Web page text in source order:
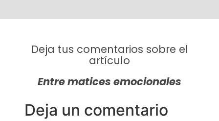
Deja tus comentarios sobre el
artículo
Entre matices emocionales
Deja un comentario